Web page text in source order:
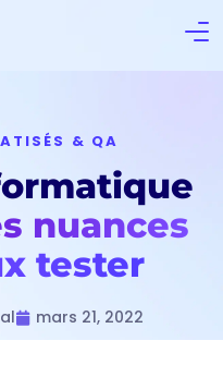
& QA
nuances
tester
mars 21, 2022